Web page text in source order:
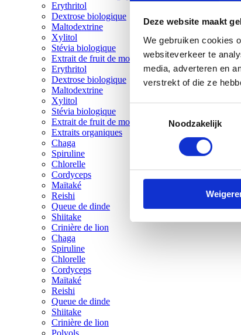
Deze website maakt
We gebruiken cookies
websiteverkeer te
media, adverteren en
verstrekt of die ze
Noodzakelijk
Erythritol
Dextrose biologique
Maltodextrine
Xylitol
Stévia biologique
Extrait de fruit de moine
Erythritol
Dextrose biologique
Maltodextrine
Xylitol
Stévia biologique
Extrait de fruit de moine
Extraits organiques
Chaga
Spiruline
Chlorelle
Cordyceps
Maïtaké
Reishi
Queue de dinde
Shiitake
Crinière de lion
Chaga
Spiruline
Chlorelle
Cordyceps
Maïtaké
Reishi
Queue de dinde
Shiitake
Crinière de lion
Polyols